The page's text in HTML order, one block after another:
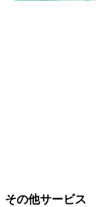
その他サービス